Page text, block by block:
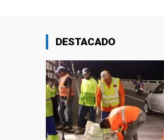
DESTACADO